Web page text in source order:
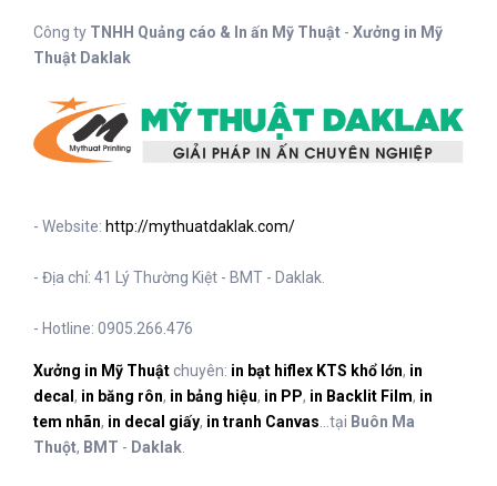
Công ty TNHH Quảng cáo & In ấn Mỹ Thuật - Xưởng in Mỹ
Thuật Daklak
- Website: http://mythuatdaklak.com/
- Địa chỉ: 41 Lý Thường Kiệt - BMT - Daklak.
- Hotline: 0905.266.476
Xưởng in Mỹ Thuật chuyên: in bạt hiflex KTS khổ lớn, in
decal , in băng rôn, in bảng hiệu, in PP, in Backlit Film, in
tem nhãn, in decal giấy, in tranh Canvas ...tại Buôn Ma
Thuột, BMT - Daklak